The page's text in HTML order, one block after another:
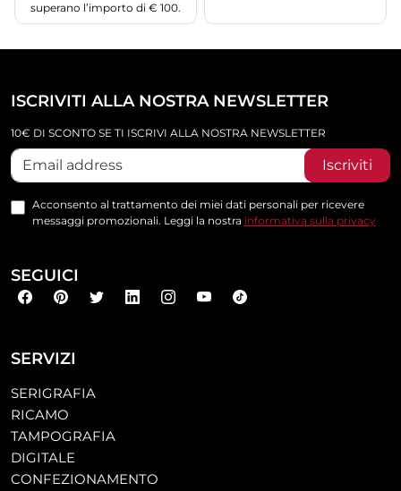
superano l’importo di € 100.
SERVIZI
SERIGRAFIA
RICAMO
TAMPOGRAFIA
DIGITALE
CONFEZIONAMENTO
ISCRIVITI ALLA NOSTRA NEWSLETTER
10€ DI SCONTO SE TI ISCRIVI ALLA NOSTRA NEWSLETTER
Iscriviti
Acconsento al trattamento dei miei dati personali per ricevere
messaggi promozionali. Leggi la nostra informativa sulla privacy
SEGUICI